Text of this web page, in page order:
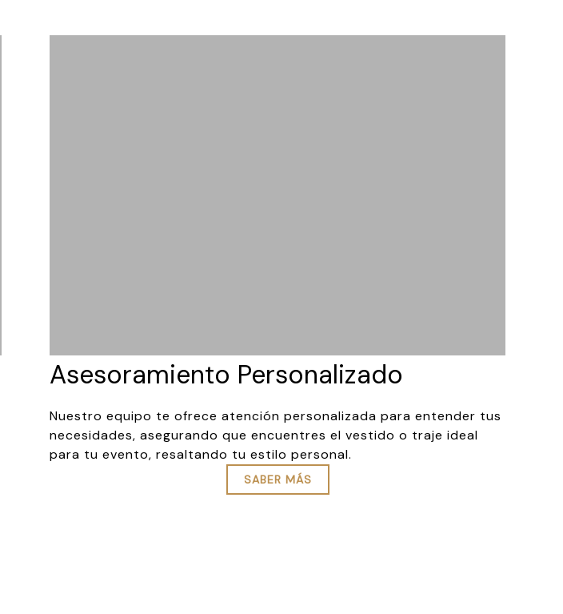
Asesoramiento Personalizado
Nuestro equipo te ofrece atención personalizada para entender tus
necesidades, asegurando que encuentres el vestido o traje ideal
para tu evento, resaltando tu estilo personal.
SABER MÁS